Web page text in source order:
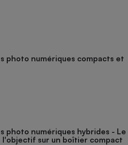
photo numériques compacts et
photo numériques hybrides - Le
l'objectif sur un boîtier compact